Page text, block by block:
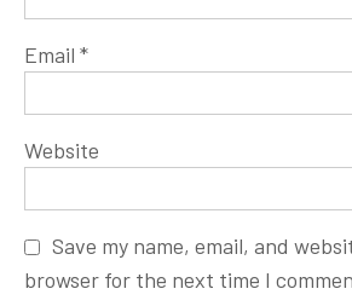
Email *
Website
Save my name, email, and
browser for the next time I